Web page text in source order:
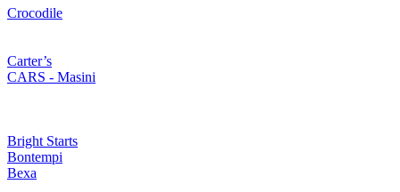
Crocodile
Carter’s
CARS - Masini
Bright Starts
Bontempi
Bexa